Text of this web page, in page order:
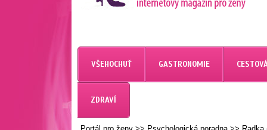
VŠEHOCHUŤ GASTRONOMIE
ZDRAVÍ